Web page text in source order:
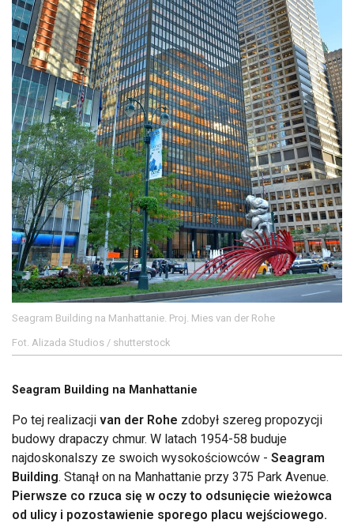
Seagram Building na Manhattanie. Proj. Mies van der Rohe
Fot. Alizada Studios / shutterstock
Seagram Building na Manhattanie
Po tej realizacji van der Rohe zdobył szereg propozycji
budowy drapaczy chmur. W latach 1954-58 buduje
najdoskonalszy ze swoich wysokościowców - Seagram
Building. Stanął on na Manhattanie przy 375 Park Avenue.
Pierwsze co rzuca się w oczy to odsunięcie wieżowca
od ulicy i pozostawienie sporego placu wejściowego.